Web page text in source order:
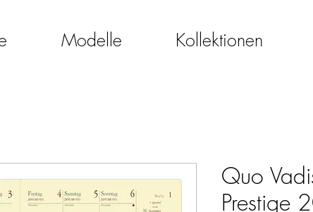
Modelle Kollektionen
Quo
Prestige